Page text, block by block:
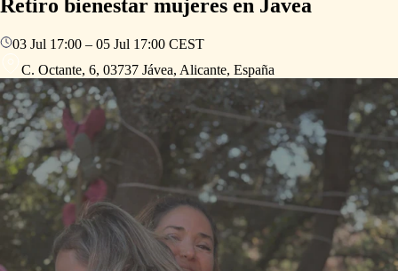
Retiro bienestar mujeres en Javea
03 Jul 17:00 – 05 Jul 17:00 CEST
C. Octante, 6, 03737 Jávea, Alicante, España